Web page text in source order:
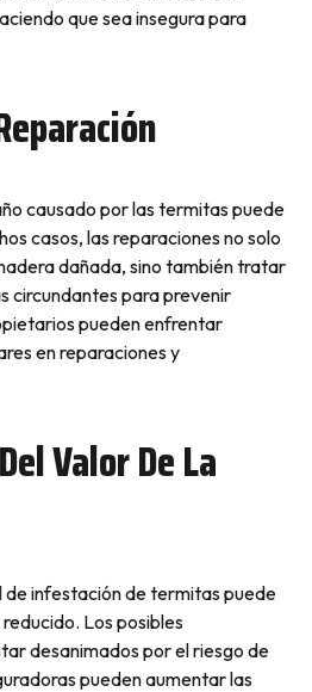
que sea insegura para
causado por las termitas puede
casos, las reparaciones no solo
dañada, sino también tratar
circundantes para prevenir
pueden enfrentar
en reparaciones y
Valor De La
de infestación de termitas puede
Los posibles
desanimados por el riesgo de
pueden aumentar las